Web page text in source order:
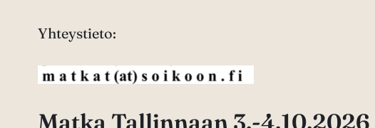
Yhteystieto:
Matka Tallinnaan 3.-4.10.2026